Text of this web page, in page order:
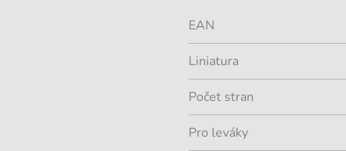
EAN
Liniatura
Počet stran
Pro leváky